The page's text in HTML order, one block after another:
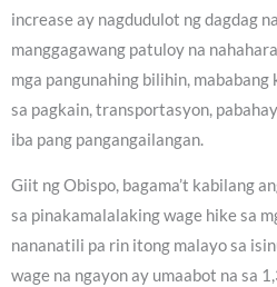
increase ay nagdudulot ng dagdag
manggagawang patuloy na
mga pangunahing bilihin,
sa pagkain, transportasyon,
iba pang pangangailangan.
Giit ng Obispo, bagama’t kabilang
sa pinakamalalaking wage hike sa
nananatili pa rin itong malayo sa
wage na ngayon ay umaabot na sa